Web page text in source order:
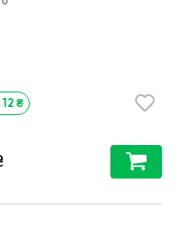
12 ₴